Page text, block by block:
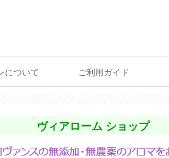
について ご利用ガイド
ヴィアローム ショップ